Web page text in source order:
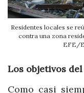
Residentes locales se
contra una zona
EFE/
Los objetivos
Como casi